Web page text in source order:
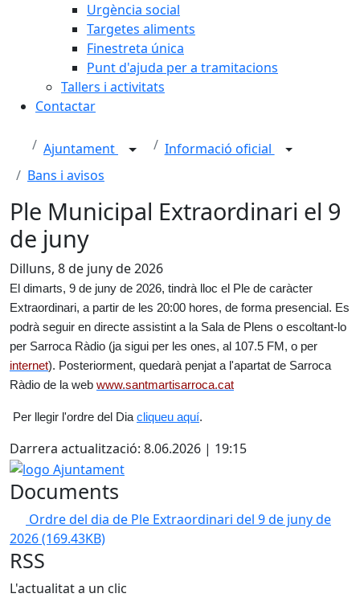
Urgència social
Targetes aliments
Finestreta única
Punt d'ajuda per a tramitacions
Tallers i activitats
Contactar
Ajuntament
Informació oficial
Bans i avisos
Ple Municipal Extraordinari el 9
de juny
Dilluns, 8 de juny de 2026
El dimarts, 9 de juny de 2026, tindrà lloc el Ple de caràcter
Extraordinari, a partir de les 20:00 hores, de forma presencial. Es
podrà seguir en directe assistint a la Sala de Plens o escoltant-lo
per Sarroca Ràdio (ja sigui per les ones, al 107.5 FM, o per
internet). Posteriorment, quedarà penjat a l'apartat de Sarroca
Ràdio de la web www.santmartisarroca.cat
Per llegir l'ordre del Dia cliqueu aquí.
Darrera actualització: 8.06.2026 | 19:15
logo Ajuntament
Documents
Ordre del dia de Ple Extraordinari del 9 de juny de
2026(169.43KB)
RSS
L'actualitat a un clic